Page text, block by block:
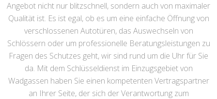
Angebot nicht nur blitzschnell, sondern auch von maximaler
Qualität ist. Es ist egal, ob es um eine einfache Öffnung von
verschlossenen Autotüren, das Auswechseln von
Schlössern oder um professionelle Beratungsleistungen zu
Fragen des Schutzes geht, wir sind rund um die Uhr für Sie
da. Mit dem Schlüsseldienst im Einzugsgebiet von
Wadgassen haben Sie einen kompetenten Vertragspartner
an Ihrer Seite, der sich der Verantwortung zum